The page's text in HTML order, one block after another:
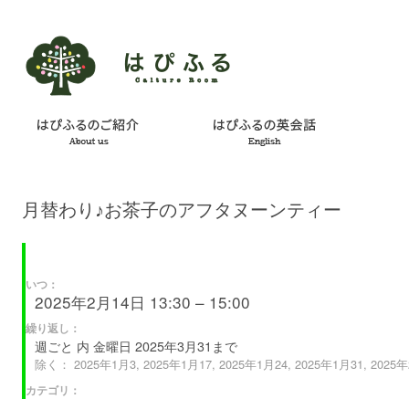
月替わり♪お茶子のアフタヌーンティー
いつ：
2025年2月14日 13:30 – 15:00
繰り返し：
週ごと 内 金曜日 2025年3月31まで
除く： 2025年1月3, 2025年1月17, 2025年1月24, 2025年1月31, 2025
カテゴリ：